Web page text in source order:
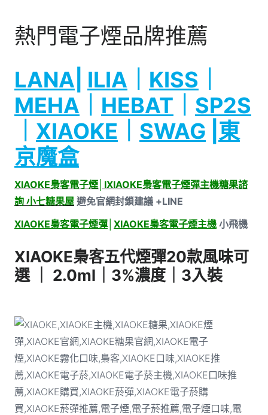
熱門電子煙品牌推薦
LANA ILIA KISS
MEHA
HEBAT
SP2S
XIAOKE SWAG 東
京魔盒
XIAOKE梟客電子煙│IXIAOKE梟客電子煙彈主機糖果諮
詢 小七糖果屋避免官網封鎖建議 +LINE
XIAOKE梟客電子煙彈│ XIAOKE梟客電子煙主機小飛機
XIAOKE梟客五代煙彈20款風味可
選 ｜ 2.0ml｜3%濃度｜3入裝